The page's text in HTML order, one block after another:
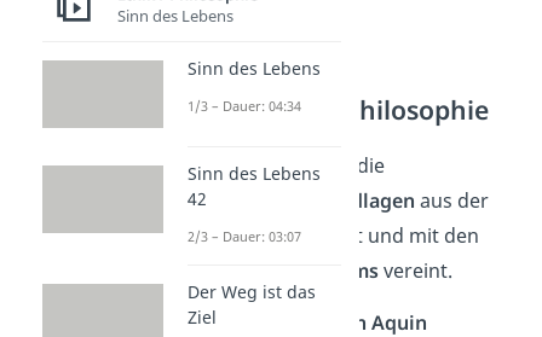
Mittelalterliche Philosophie
Im Mittelalter wurden die
philosophischen Grundlagen aus der
Antikeweiterentwickelt und mit den
Christentumsvereint.
Denker wie
Thomas von Aquin
Sinn des Lebens
Sinn des Lebens
1/3 – Dauer: 04:34
Sinn des Lebens
42
2/3 – Dauer: 03:07
Der Weg ist das
Ziel